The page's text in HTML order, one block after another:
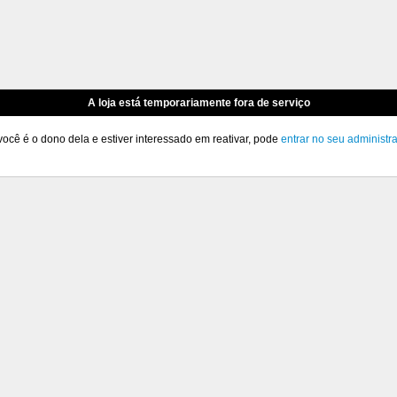
A loja está temporariamente fora de serviço
é o dono dela e estiver interessado em reativar, pode entrar no seu